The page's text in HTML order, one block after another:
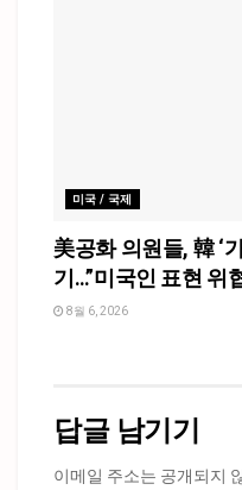
미국 / 국제
美공화 의원들, 韓 ‘
기…”미국인 표현 위
8월 6, 2026
답글 남기기
이메일 주소는 공개되지